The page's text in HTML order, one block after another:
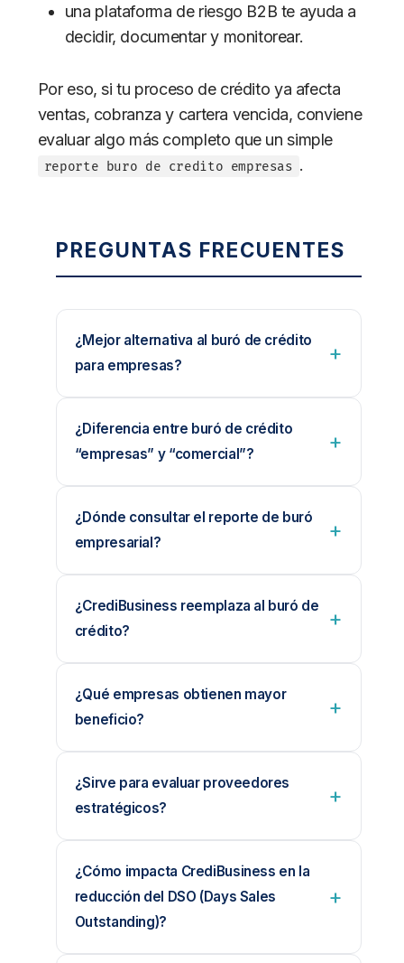
una plataforma de riesgo B2B te ayuda a
decidir, documentar y monitorear.
Por eso, si tu proceso de crédito ya afecta
ventas, cobranza y cartera vencida, conviene
evaluar algo más completo que un simple
reporte buro de credito empresas .
PREGUNTAS FRECUENTES
¿Mejor alternativa al buró de crédito
para empresas?
¿Diferencia entre buró de crédito
“empresas” y “comercial”?
¿Dónde consultar el reporte de buró
empresarial?
¿CrediBusiness reemplaza al buró de
crédito?
¿Qué empresas obtienen mayor
beneficio?
¿Sirve para evaluar proveedores
estratégicos?
¿Cómo impacta CrediBusiness en la
reducción del DSO (Days Sales
Outstanding)?